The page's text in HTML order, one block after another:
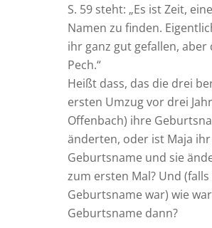
S. 59 steht: „Es ist Zeit,
Namen zu finden.
ihr ganz gut gefallen, aber
Pech.“
Heißt dass, das die drei
ersten Umzug vor drei
Offenbach) ihre
änderten, oder ist Maja
Geburtsname und sie
zum ersten Mal? Und
Geburtsname war) wie
Geburtsname dann?